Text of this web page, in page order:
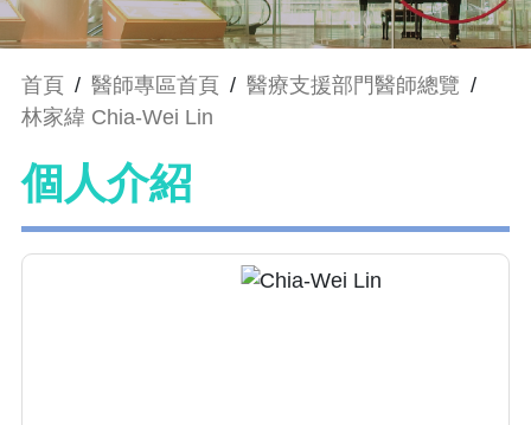
首頁 / 醫師專區首頁 / 醫療支援部門醫師總覽 /
林家緯 Chia-Wei Lin
個人介紹